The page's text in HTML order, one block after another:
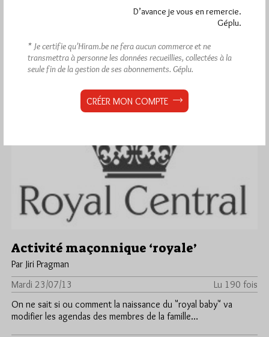
Lu 5275 fois
Ainsi que le relate EWTN News Great Britain, le 18 février
dernier, dans le cadre des manifestations du tricentenaire, les…
Activité maçonnique ‘royale’
Par Jiri Pragman
Mardi 23/07/13
Lu 190 fois
On ne sait si ou comment la naissance du "royal baby" va
modifier les agendas des membres de la famille…
D’avance je vous en remercie.
Géplu.
* Je certifie qu’Hiram.be ne fera aucun commerce et ne
transmettra à personne les données recueillies, collectées à la
seule fin de la gestion de ses abonnements. Géplu.
CRÉER MON COMPTE